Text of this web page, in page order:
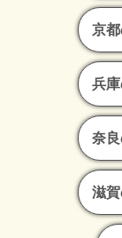
京
兵
奈
滋